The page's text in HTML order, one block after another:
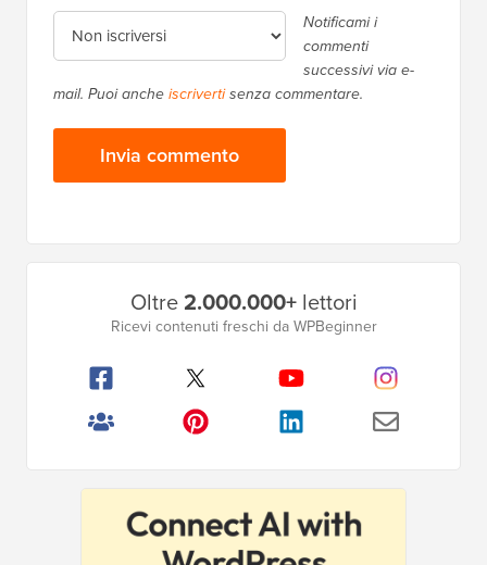
Notificami i
commenti
successivi via e-
mail. Puoi ancheiscrivertisenza commentare.
Oltre2.000.000+lettori
Ricevi contenuti freschi da WPBeginner